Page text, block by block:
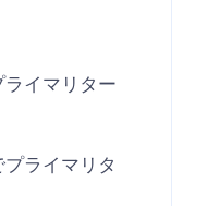
イマリター
ライマリタ